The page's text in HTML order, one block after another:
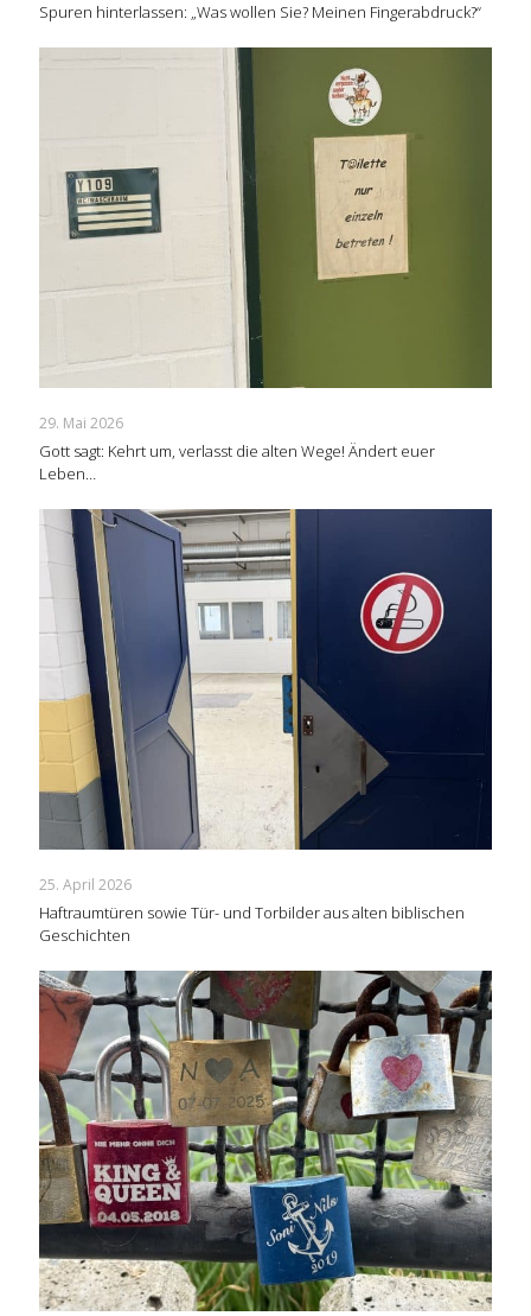
Spuren hinterlassen: „Was wollen Sie? Meinen Fingerabdruck?“
29. Mai 2026
Gott sagt: Kehrt um, verlasst die alten Wege! Ändert euer
Leben…
25. April 2026
Haftraumtüren sowie Tür- und Torbilder aus alten biblischen
Geschichten